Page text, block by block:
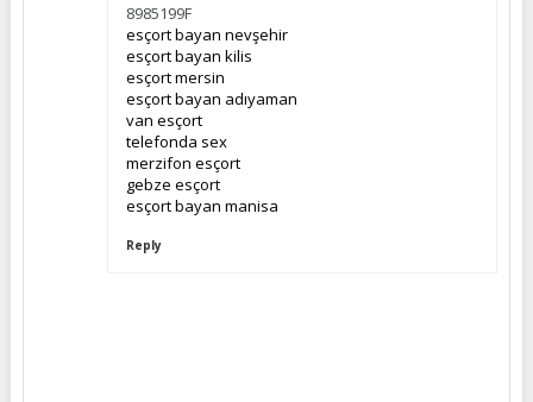
8985199F
esçort bayan nevşehir
esçort bayan kilis
esçort mersin
esçort bayan adıyaman
van esçort
telefonda sex
merzifon esçort
gebze esçort
esçort bayan manisa
Reply